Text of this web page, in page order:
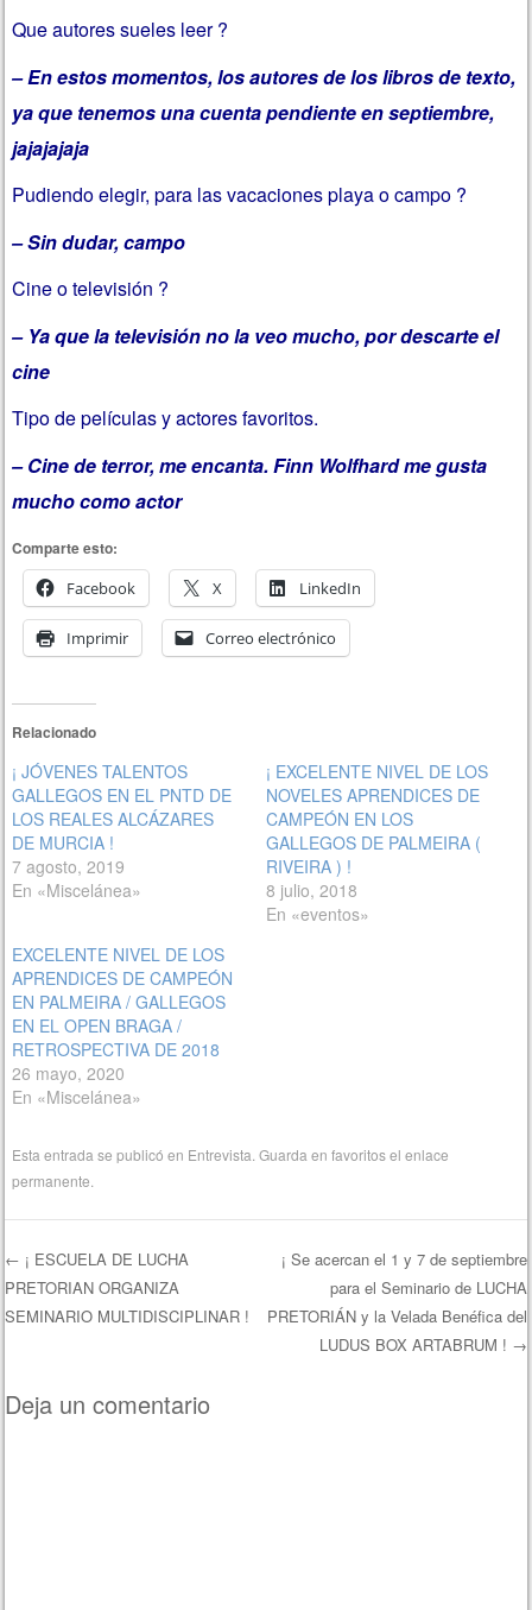
Que autores sueles leer ?
– En estos momentos, los autores de los libros de texto,
ya que tenemos una cuenta pendiente en septiembre,
jajajajaja
Pudiendo elegir, para las vacaciones playa o campo ?
– Sin dudar, campo
Cine o televisión ?
– Ya que la televisión no la veo mucho, por descarte el
cine
Tipo de películas y actores favoritos.
– Cine de terror, me encanta. Finn Wolfhard me gusta
mucho como actor
Comparte esto:
Facebook
X LinkedIn
Imprimir Correo electrónico
Relacionado
¡ JÓVENES TALENTOS
GALLEGOS EN EL PNTD DE
LOS REALES ALCÁZARES
DE MURCIA !
7 agosto, 2019
En «Miscelánea»
¡ EXCELENTE NIVEL DE LOS
NOVELES APRENDICES DE
CAMPEÓN EN LOS
GALLEGOS DE PALMEIRA (
RIVEIRA ) !
8 julio, 2018
En «eventos»
EXCELENTE NIVEL DE LOS
APRENDICES DE CAMPEÓN
EN PALMEIRA / GALLEGOS
EN EL OPEN BRAGA /
RETROSPECTIVA DE 2018
26 mayo, 2020
En «Miscelánea»
Esta entrada se publicó en Entrevista . Guarda en favoritos elenlace
permanente
Navegación de entradas
← ¡ ESCUELA DE LUCHA
PRETORIAN ORGANIZA
SEMINARIO MULTIDISCIPLINAR !
¡ Se acercan el 1 y 7 de septiembre
para el Seminario de LUCHA
PRETORIÁN y la Velada Benéfica del
LUDUS BOX ARTABRUM ! →
Deja un comentario